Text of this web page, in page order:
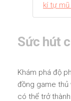
kí tự
Sức hút
Khám phá độ
đồng game thủ
có thể trở